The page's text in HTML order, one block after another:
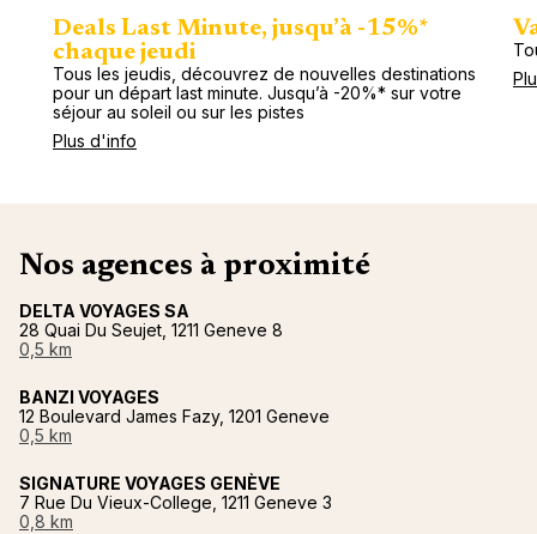
Deals Last Minute, jusqu’à -15%*
chaque jeudi
Tous les jeudis, découvrez de nouvelles destinations
pour un départ last minute. Jusqu’à -20%* sur votre
séjour au soleil ou sur les pistes
Plus d'info
Nos agences à proximité
DELTA VOYAGES SA
28 Quai Du Seujet, 1211 Geneve 8
0,5 km
BANZI VOYAGES
12 Boulevard James Fazy, 1201 Geneve
0,5 km
SIGNATURE VOYAGES GENÈVE
7 Rue Du Vieux-College, 1211 Geneve 3
0,8 km